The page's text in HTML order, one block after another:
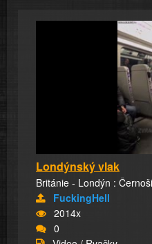
Londýnský vlak
Británie - Londýn :
FuckingHell
2014x
0